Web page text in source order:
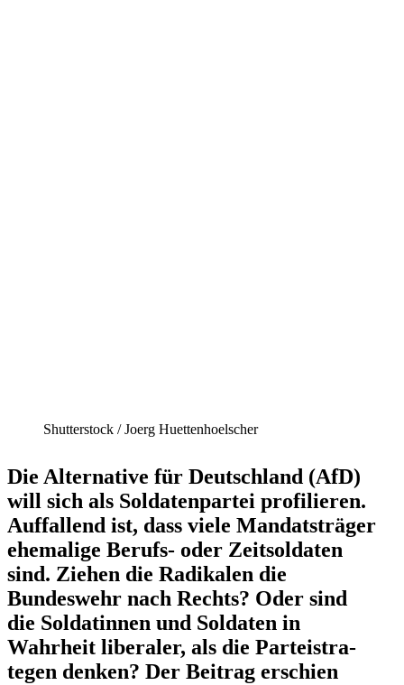
Shutter­stock /​ Joerg Huettenhoelscher
Die Alter­native für Deutschland (AfD)
will sich als Solda­ten­partei profi­lieren.
Auffallend ist, dass viele Mandats­träger
ehemalige Berufs- oder Zeitsol­daten
sind. Ziehen die Radikalen die
Bundeswehr nach Rechts? Oder sind
die Solda­tinnen und Soldaten in
Wahrheit liberaler, als die Partei­stra­
tegen denken? Der Beitrag erschien